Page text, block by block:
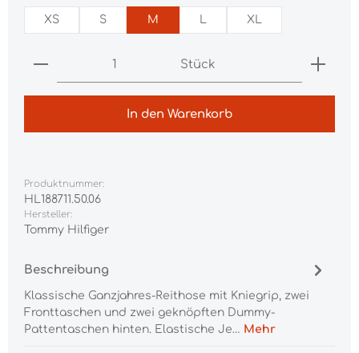
XS S M L XL
Produkt Anzahl: Gib den gewünschten
Stück
In den Warenkorb
Produktnummer:
HL188711.50.06
Hersteller:
Tommy Hilfiger
Beschreibung
Klassische Ganzjahres-Reithose mit Kniegrip, zwei
Fronttaschen und zwei geknöpften Dummy-
Pattentaschen hinten. Elastische Je… Mehr